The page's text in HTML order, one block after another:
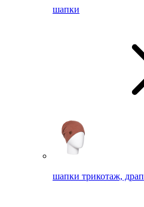
шапки
шапки трикотаж, драп